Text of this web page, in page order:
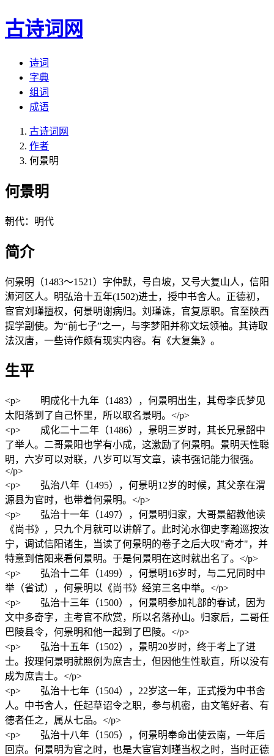
古诗词网
诗词
字典
组词
成语
古诗词网
作者
何景明
何景明
朝代：明代
简介
何景明（1483～1521）字仲默，号白坡，又号大复山人，信阳
浉河区人。明弘治十五年(1502)进士，授中书舍人。正德初，
宦官刘瑾擅权，何景明谢病归。刘瑾诛，官复原职。官至陕西
提学副使。为“前七子”之一，与李梦阳并称文坛领袖。其诗取
法汉唐，一些诗作颇有现实内容。有《大复集》。
生平
<p> 明成化十九年（1483），何景明出生，其母李氏梦见
太阳落到了自己怀里，所以取名景明。</p>
<p> 成化二十二年（1486），景明三岁时，其长兄景韶中
了举人。二哥景阳也学有小成，这激励了何景明。景明天性聪
明，六岁可以对联，八岁可以写文章，读书强记能力很强。
</p>
<p> 弘治八年（1495），何景明12岁的时候，其父亲在渭
源县为官时，也带着何景明。</p>
<p> 弘治十一年（1497），何景明归家，大哥景韶教他读
《尚书》，只九个月就可以讲解了。此时沁水御史李瀚巡按汝
宁，调试信阳诸生，当读了何景明的卷子之后大叹"奇才"，并
特意到信阳来看何景明。于是何景明在这时就出名了。</p>
<p> 弘治十二年（1499），何景明16岁时，与二兄同时中
举（省试），何景明以《尚书》经第三名中举。</p>
<p> 弘治十三年（1500），何景明参加礼部的春试，因为
文中多奇字，主考官不欣赏，所以名落孙山。归家后，二哥任
巴陵县令，何景明和他一起到了巴陵。</p>
<p> 弘治十五年（1502），景明20岁时，终于考上了进
士。按理何景明就照例为庶吉士，但因他生性耿直，所以没有
成为庶吉士。</p>
<p> 弘治十七年（1504），22岁这一年，正式授为中书舍
人。中书舍人，任起草诏令之职，参与机密，由文笔好者、有
德者任之，属从七品。</p>
<p> 弘治十八年（1505），何景明奉命出使云南，一年后
回京。何景明为官之时，也是大宦官刘瑾当权之时，当时正德